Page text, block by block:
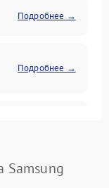
Подробнее →
Подробнее →
Подробнее →
Samsung